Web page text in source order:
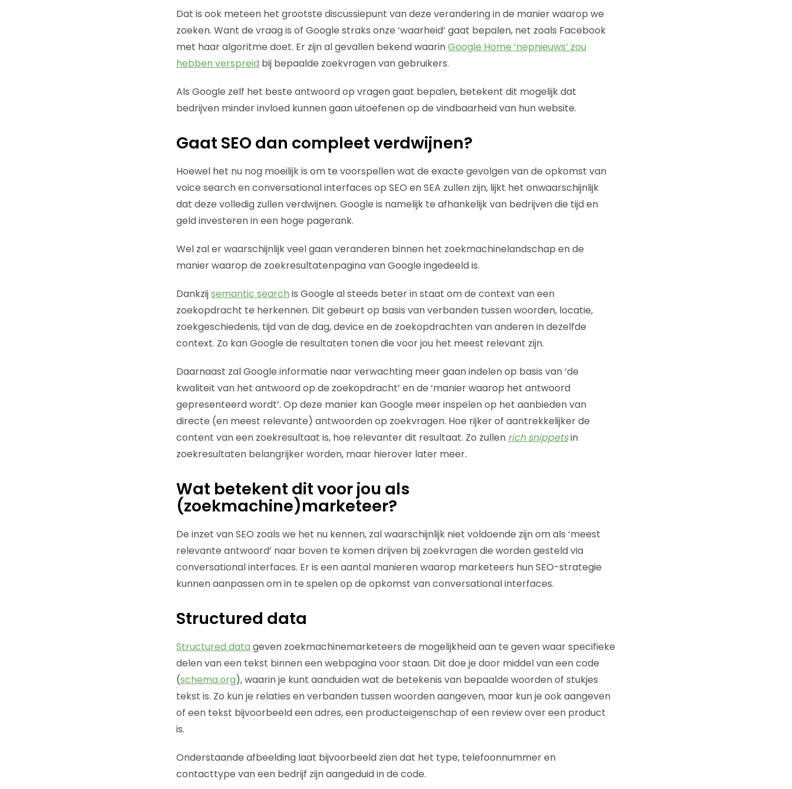
Dat is ook meteen het grootste discussiepunt van deze verandering in de manier waarop we
zoeken. Want de vraag is of Google straks onze ‘waarheid’ gaat bepalen, net zoals Facebook
met haar algoritme doet. Er zijn al gevallen bekend waarinGoogle Home ‘nepnieuws’ zou
hebben verspreid bij bepaalde zoekvragen van gebruikers.
Als Google zelf het beste antwoord op vragen gaat bepalen, betekent dit mogelijk dat
bedrijven minder invloed kunnen gaan uitoefenen op de vindbaarheid van hun website.
Gaat SEO dan compleet verdwijnen?
Hoewel het nu nog moeilijk is om te voorspellen wat de exacte gevolgen van de opkomst van
voice search en conversational interfaces op SEO en SEA zullen zijn, lijkt het onwaarschijnlijk
dat deze volledig zullen verdwijnen. Google is namelijk te afhankelijk van bedrijven die tijd en
geld investeren in een hoge pagerank.
Wel zal er waarschijnlijk veel gaan veranderen binnen het zoekmachinelandschap en de
manier waarop de zoekresultatenpagina van Google ingedeeld is.
Dankzijsemantic search is Google al steeds beter in staat om de context van een
zoekopdracht te herkennen. Dit gebeurt op basis van verbanden tussen woorden, locatie,
zoekgeschiedenis, tijd van de dag, device en de zoekopdrachten van anderen in dezelfde
context. Zo kan Google de resultaten tonen die voor jou het meest relevant zijn.
Daarnaast zal Google informatie naar verwachting meer gaan indelen op basis van ‘de
kwaliteit van het antwoord op de zoekopdracht’ en de ‘manier waarop het antwoord
gepresenteerd wordt’. Op deze manier kan Google meer inspelen op het aanbieden van
directe (en meest relevante) antwoorden op zoekvragen. Hoe rijker of aantrekkelijker de
content van een zoekresultaat is, hoe relevanter dit resultaat. Zo zullen rich snippetsin
zoekresultaten belangrijker worden, maar hierover later meer.
Wat betekent dit voor jou als
(zoekmachine)marketeer?
De inzet van SEO zoals we het nu kennen, zal waarschijnlijk niet voldoende zijn om als ‘meest
relevante antwoord’ naar boven te komen drijven bij zoekvragen die worden gesteld via
conversational interfaces. Er is een aantal manieren waarop marketeers hun SEO-strategie
kunnen aanpassen om in te spelen op de opkomst van conversational interfaces.
Structured data
Structured data geven zoekmachinemarketeers de mogelijkheid aan te geven waar specifieke
delen van een tekst binnen een webpagina voor staan. Dit doe je door middel van een code
(schema.org), waarin je kunt aanduiden wat de betekenis van bepaalde woorden of stukjes
tekst is. Zo kun je relaties en verbanden tussen woorden aangeven, maar kun je ook aangeven
of een tekst bijvoorbeeld een adres, een producteigenschap of een review over een product
is.
Onderstaande afbeelding laat bijvoorbeeld zien dat het type, telefoonnummer en
contacttype van een bedrijf zijn aangeduid in de code.